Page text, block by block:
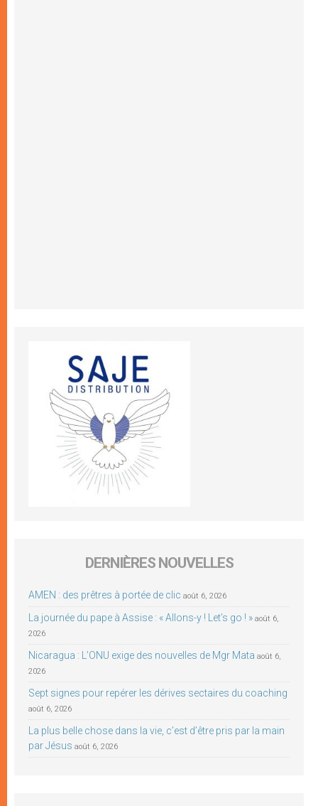
DERNIÈRES NOUVELLES
AMEN : des prêtres à portée de clic août 6, 2026
La journée du pape à Assise : « Allons-y ! Let’s go ! » août 6,
2026
Nicaragua : L’ONU exige des nouvelles de Mgr Mata août 6,
2026
Sept signes pour repérer les dérives sectaires du coaching
août 6, 2026
La plus belle chose dans la vie, c’est d’être pris par la main
par Jésus août 6, 2026